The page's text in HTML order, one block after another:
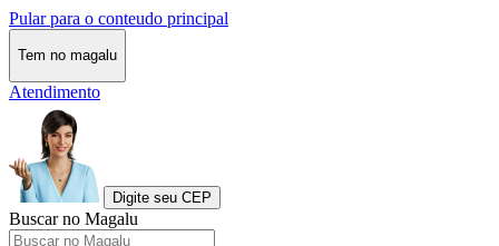
Pular para o conteudo principal
Tem no magalu
Atendimento
Digite seu CEP
Buscar no Magalu